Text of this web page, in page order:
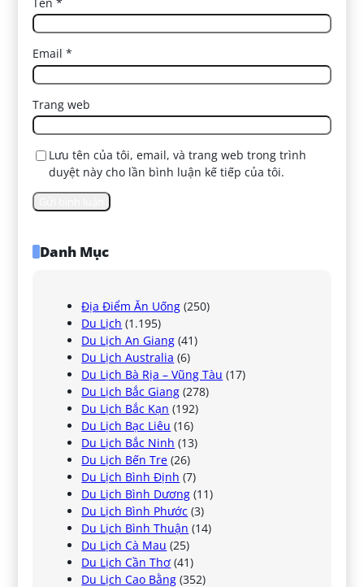
Email*
Trang web
Lưu tên của tôi, email, và trang web trong trình
duyệt này cho lần bình luận kế tiếp của tôi.
Danh Mục
Địa Điểm Ăn Uống (250)
Du Lịch (1.195)
Du Lịch An Giang (41)
Du Lịch Australia (6)
Du Lịch Bà Rịa – Vũng Tàu (17)
Du Lịch Bắc Giang (278)
Du Lịch Bắc Kạn (192)
Du Lịch Bạc Liêu (16)
Du Lịch Bắc Ninh (13)
Du Lịch Bến Tre (26)
Du Lịch Bình Định (7)
Du Lịch Bình Dương (11)
Du Lịch Bình Phước (3)
Du Lịch Bình Thuận (14)
Du Lịch Cà Mau (25)
Du Lịch Cần Thơ (41)
Du Lịch Cao Bằng (352)